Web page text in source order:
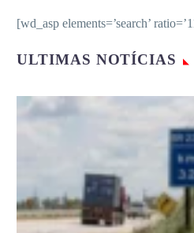
[wd_asp elements=’search’
ULTIMAS NOTÍCIAS